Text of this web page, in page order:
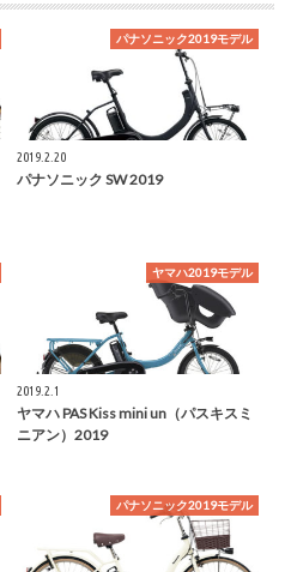
パナソニック2019モデル
2019.2.20
パナソニック SW 2019
ヤマハ2019モデル
2019.2.1
ヤマハ PAS Kiss mini un（パスキスミ
ニアン）2019
パナソニック2019モデル